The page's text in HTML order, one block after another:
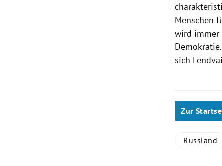
Menschen
wird immer
sich
Zur
Russland